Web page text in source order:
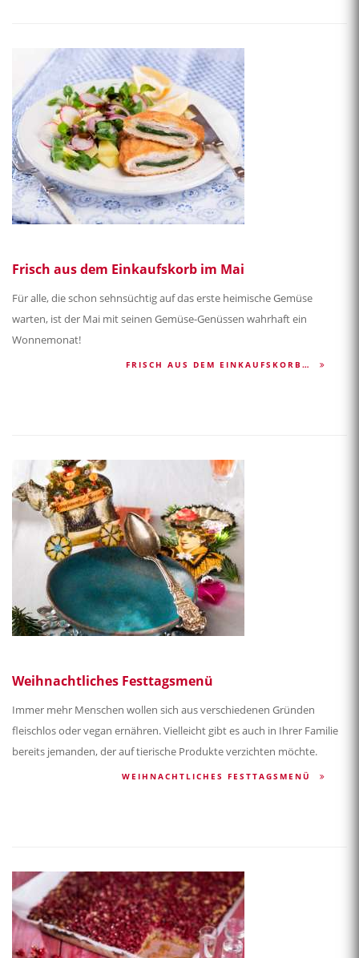
Frisch aus dem Einkaufskorb im Mai
Für alle, die schon sehnsüchtig auf das erste heimische Gemüse
warten, ist der Mai mit seinen Gemüse-Genüssen wahrhaft ein
Wonnemonat!
FRISCH AUS DEM EINKAUFSKORB…
Weihnachtliches Festtagsmenü
Immer mehr Menschen wollen sich aus verschiedenen Gründen
fleischlos oder vegan ernähren. Vielleicht gibt es auch in Ihrer Familie
bereits jemanden, der auf tierische Produkte verzichten möchte.
WEIHNACHTLICHES FESTTAGSMENÜ